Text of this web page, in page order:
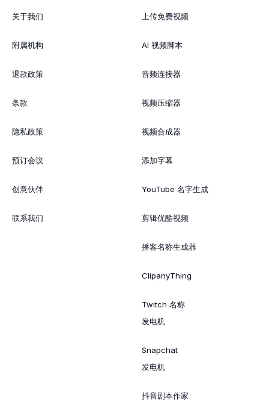
关于我们
附属机构
退款政策
条款
隐私政策
预订会议
创意伙伴
联系我们
上传免费视频
AI 视频脚本
音频连接器
视频压缩器
视频合成器
添加字幕
YouTube 名字生成
剪辑优酷视频
播客名称生成器
ClipanyThing
Twitch 名称
发电机
Snapchat
发电机
抖音剧本作家